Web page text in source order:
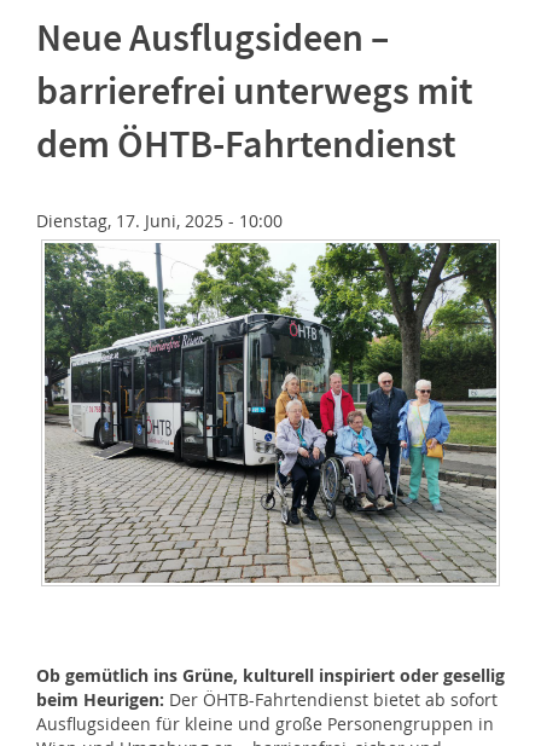
Neue Ausflugsideen –
barrierefrei unterwegs mit
dem ÖHTB-Fahrtendienst
Dienstag, 17. Juni, 2025 - 10:00
Ob gemütlich ins Grüne, kulturell inspiriert oder gesellig
beim Heurigen: Der ÖHTB-Fahrtendienst bietet ab sofort
Ausflugsideen für kleine und große Personengruppen in